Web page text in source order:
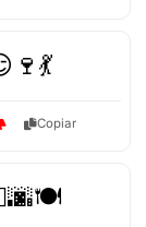
Copiar